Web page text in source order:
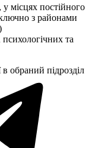
місцях постійного
з районами
та
обраний підрозділ